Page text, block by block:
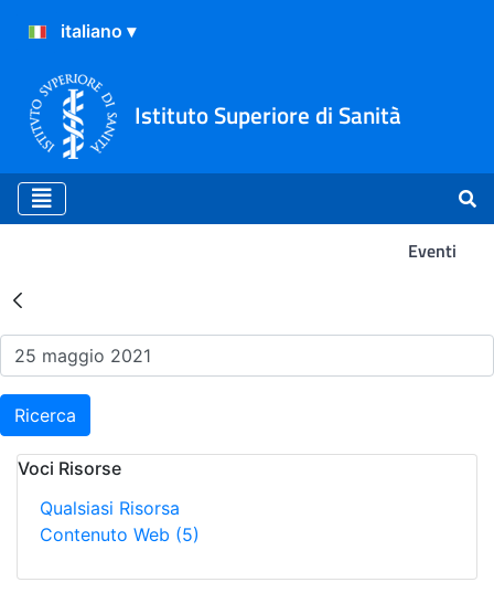
Istituto Superiore di Sanità
Eventi
Risultati della Ricerca -
Ricerca
Voci Risorse
Qualsiasi Risorsa
Contenuto Web (5)